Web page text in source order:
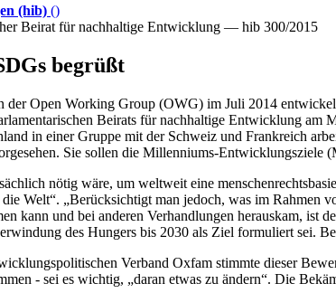
(hib) ()
Beirat für nachhaltige Entwicklung — hib 300/2015
begrüßt
Open Working Group (OWG) im Juli 2014
Beirats für nachhaltige Entwicklung
in einer Gruppe mit der Schweiz und Frankreich
Sie sollen die Millenniums-Entwicklungsziele
nötig wäre, um weltweit eine
Welt“. „Berücksichtigt man jedoch, was im Rahmen
kann und bei anderen Verhandlungen herauskam,
des Hungers bis 2030 als Ziel formuliert sei.
Verband Oxfam stimmte dieser
- sei es wichtig, „daran etwas zu ändern“. Die